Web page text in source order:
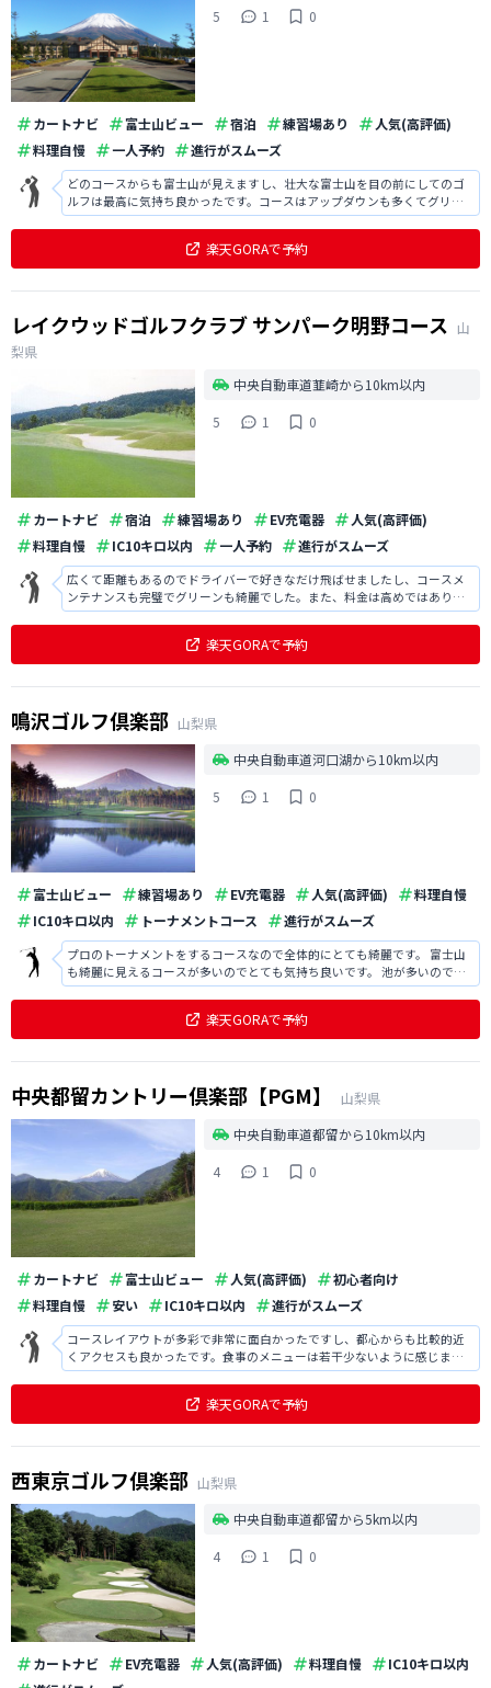
5
1 0
カートナビ 富士山ビュー 宿泊 練習場あり
人気(高評価)
料理自慢
一人予約 進行がスムーズ
どのコースからも富士山が見えますし、壮大な富士山を目の前にしてのゴ
ルフは最高に気持ち良かったです。コースはアップダウンも多くてグリー
ンも比較的速く難しかったですが、最高のロケーションの中でのラウンド
楽天GORAで予約
レイクウッドゴルフクラブ サンパーク明野コース 山
梨県
中央自動車道韮崎から10km以内
5
1 0
カートナビ 宿泊 練習場あり EV充電器
人気(高評価)
料理自慢
IC10キロ以内 一人予約 進行がスムーズ
広くて距離もあるのでドライバーで好きなだけ飛ばせましたし、コースメ
ンテナンスも完璧でグリーンも綺麗でした。また、料金は高めではありま
したが、クラブハウスも豪華で食事も美味しかったです。
楽天GORAで予約
鳴沢ゴルフ倶楽部 山梨県
中央自動車道河口湖から10km以内
5
1 0
富士山ビュー 練習場あり EV充電器 人気(高評価)
料理自慢
IC10キロ以内
トーナメントコース 進行がスムーズ
プロのトーナメントをするコースなので全体的にとても綺麗です。 富士山
も綺麗に見えるコースが多いのでとても気持ち良いです。 池が多いので、
コースマネジメントが必要なコースです。
楽天GORAで予約
中央都留カントリー倶楽部【PGM】
山梨県
中央自動車道都留から10km以内
4
1 0
カートナビ 富士山ビュー 人気(高評価)
初心者向け
料理自慢
安い IC10キロ以内 進行がスムーズ
コースレイアウトが多彩で非常に面白かったですし、都心からも比較的近
くアクセスも良かったです。食事のメニューは若干少ないように感じまし
たが、味は大変美味しかったです。
楽天GORAで予約
西東京ゴルフ倶楽部 山梨県
中央自動車道都留から5km以内
4
1 0
カートナビ EV充電器 人気(高評価) 料理自慢
IC10キロ以内